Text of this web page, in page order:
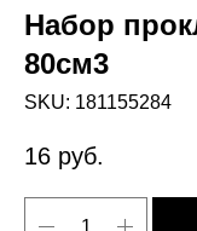
Набор
80см3
SKU: 181155284
16 руб.